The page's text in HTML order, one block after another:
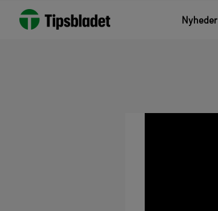
Nyheder